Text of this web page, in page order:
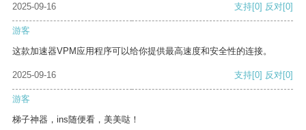
2025-09-16
支持[0] 反对[0]
游客
这款加速器VPM应用程序可以给你提供最高速度和安全性的连接。
2025-09-16 支持[0] 反对[0]
游客
梯子神器，ins随便看，美美哒！